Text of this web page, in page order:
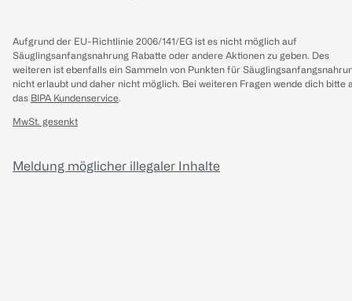
Aufgrund der EU-Richtlinie 2006/141/EG ist es nicht möglich auf
Säuglingsanfangsnahrung Rabatte oder andere Aktionen zu geben. Des
weiteren ist ebenfalls ein Sammeln von Punkten für
nicht erlaubt und daher nicht möglich. Bei weiteren Fragen wende dich bitte
das BIPA Kundenservice.
MwSt. gesenkt
Meldung möglicher illegaler Inhalte